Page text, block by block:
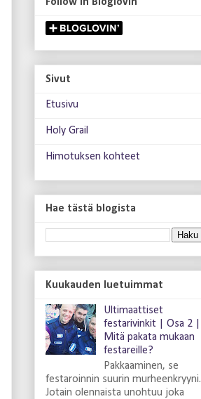
Sivut
Etusivu
Holy Grail
Himotuksen kohteet
Hae tästä blogista
Kuukauden luetuimmat
Ultimaattiset
festarivinkit | Osa 2 |
Mitä pakata mukaan
festareille?
Pakkaaminen, se
festaroinnin suurin murheenkryyni.
Jotain olennaista unohtuu joka